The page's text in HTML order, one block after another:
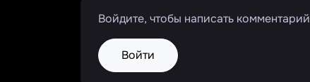
Войдите, чтобы написать комментарий
Войти